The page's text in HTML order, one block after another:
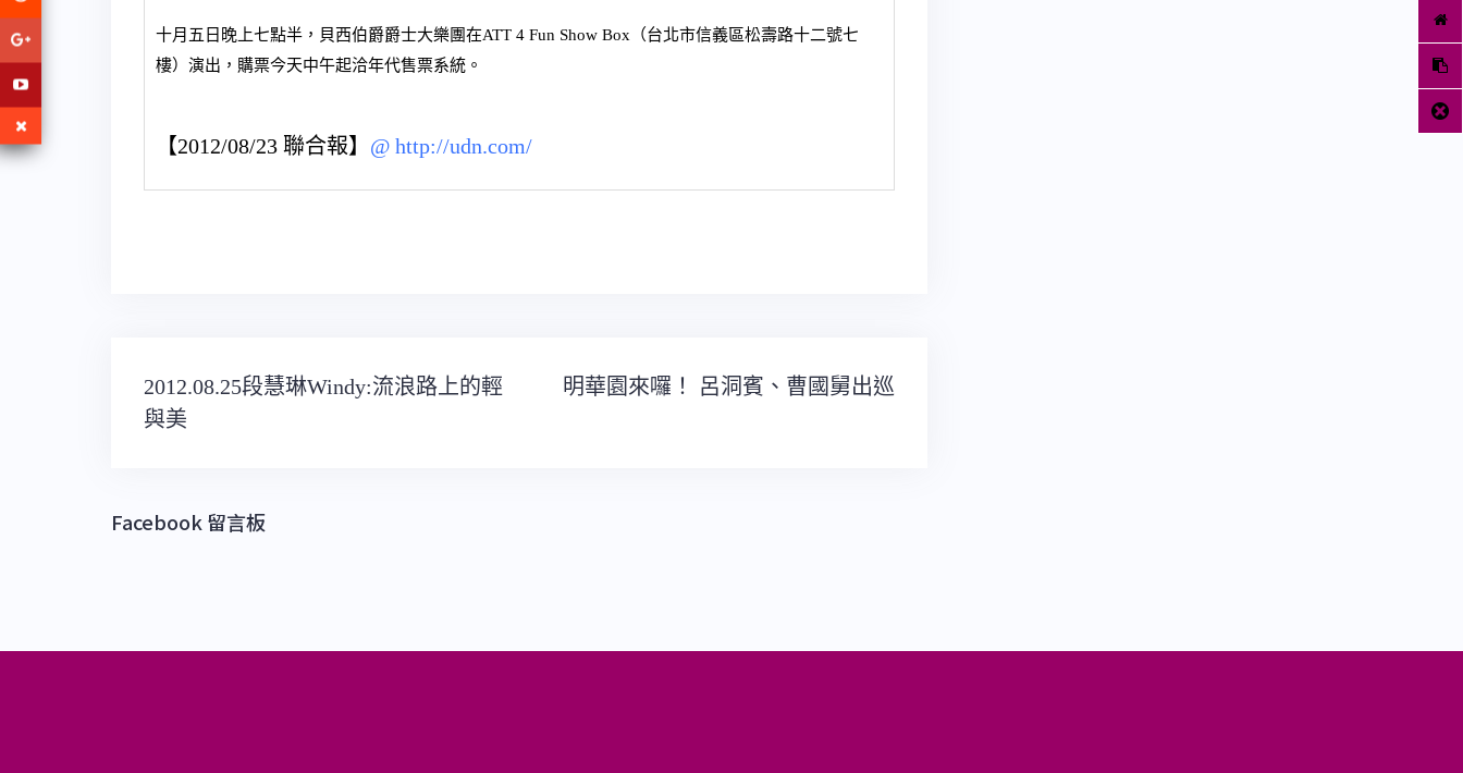
十月五日晚上七點半，貝西伯爵爵士大樂團在ATT 4 Fun Show Box（台北市信義區松壽路十二號七
樓）演出，購票今天中午起洽年代售票系統。
【2012/08/23 聯合報】 @ http://udn.com/
文
章
2012.08.25段慧琳Windy:流浪路上的輕
與美
明華園來囉！ 呂洞賓、曹國舅出巡
Facebook 留言板